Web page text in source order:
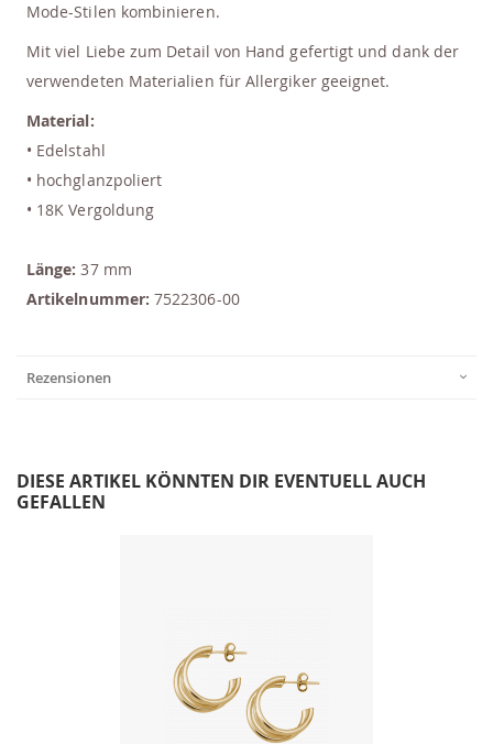
Mode-Stilen kombinieren.
Mit viel Liebe zum Detail von Hand gefertigt und dank der
verwendeten Materialien für Allergiker geeignet.
Material:
• Edelstahl
• hochglanzpoliert
• 18K Vergoldung
Länge: 37 mm
Artikelnummer: 7522306-00
Rezensionen
DIESE ARTIKEL KÖNNTEN DIR EVENTUELL AUCH
GEFALLEN